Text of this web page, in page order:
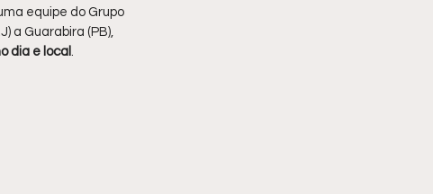
equipe do Grupo
a Guarabira (PB),
dia e local .